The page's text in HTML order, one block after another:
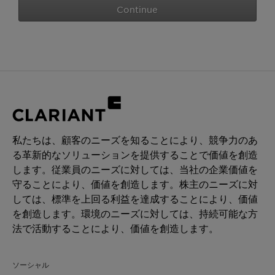
Continue
私たちは、顧客のニーズを知ることにより、競争力のあ
る革新的なソリューションを提供することで価値を創造
します。従業員のニーズに対しては、当社の企業価値を
守ることにより、価値を創造します。株主のニーズに対
しては、標準を上回る利益を達成することにより、価値
を創造します。環境のニーズに対しては、持続可能な方
法で活動することにより、価値を創造します。
ソーシャル